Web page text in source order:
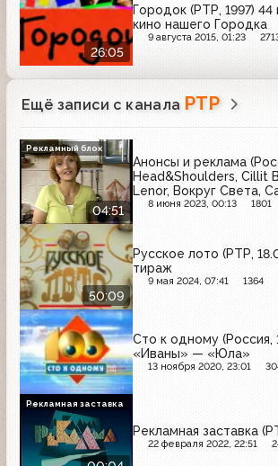
26:05
Городок (РТР, 1997)
кино нашего Городка
9 августа 2015, 01:23
Ещё записи с канала РТР
04:51
Анонсы и реклама
Head&Shoulders, Cillit
Lenor, Вокруг Света,
Pro-V
8 июня 2023, 00:13 1801
Рекламный блок
50:09
Русское лото (РТР,
тираж
9 мая 2024, 07:41 1364
Сто к одному (Россия,
«Иваны» — «Юла»
13 ноября 2020, 23:01
Рекламная заставка
22 февраля 2022, 22:51
Рекламная заставка